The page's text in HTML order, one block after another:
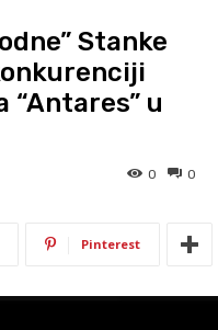
Stanke
u
0
0
Pinterest